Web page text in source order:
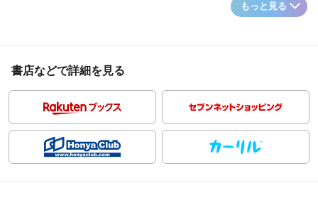
もっと見る
書店などで詳細を見る